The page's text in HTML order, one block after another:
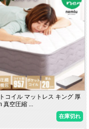
コイル マットレス キング 厚
真空圧縮 ...
在庫切れ